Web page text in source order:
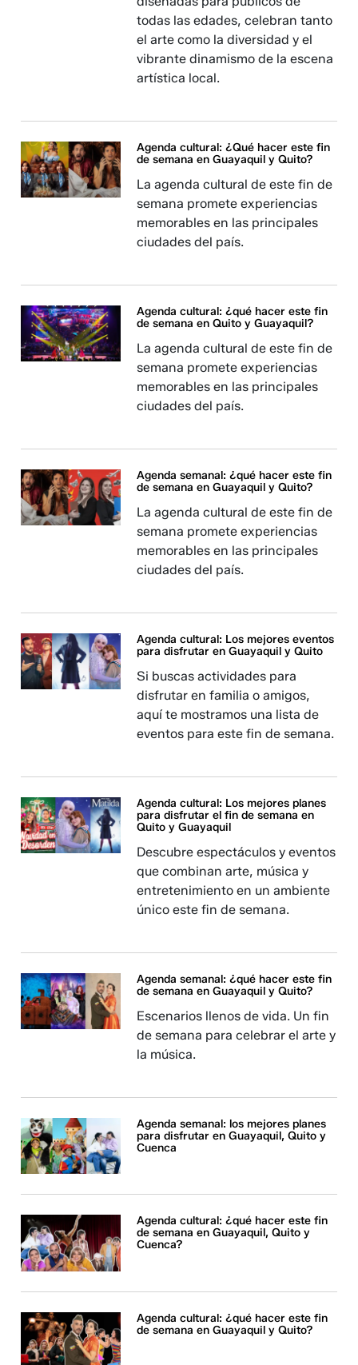
todas las edades, celebran tanto
el arte como la diversidad y el
vibrante dinamismo de la escena
artística local.
Agenda cultural: ¿Qué hacer este fin
de semana en Guayaquil y Quito?
La agenda cultural de este fin de
semana promete experiencias
memorables en las principales
ciudades del país.
Agenda cultural: ¿qué hacer este fin
de semana en Quito y Guayaquil?
La agenda cultural de este fin de
semana promete experiencias
memorables en las principales
ciudades del país.
Agenda semanal: ¿qué hacer este fin
de semana en Guayaquil y Quito?
La agenda cultural de este fin de
semana promete experiencias
memorables en las principales
ciudades del país.
Agenda cultural: Los mejores eventos
para disfrutar en Guayaquil y Quito
Si buscas actividades para
disfrutar en familia o amigos,
aquí te mostramos una lista de
eventos para este fin de semana.
Agenda cultural: Los mejores planes
para disfrutar el fin de semana en
Quito y Guayaquil
Descubre espectáculos y eventos
que combinan arte, música y
entretenimiento en un ambiente
único este fin de semana.
Agenda semanal: ¿qué hacer este fin
de semana en Guayaquil y Quito?
Escenarios llenos de vida. Un fin
de semana para celebrar el arte y
la música.
Agenda semanal: los mejores planes
para disfrutar en Guayaquil, Quito y
Cuenca
Agenda cultural: ¿qué hacer este fin
de semana en Guayaquil, Quito y
Cuenca?
Agenda cultural: ¿qué hacer este fin
de semana en Guayaquil y Quito?